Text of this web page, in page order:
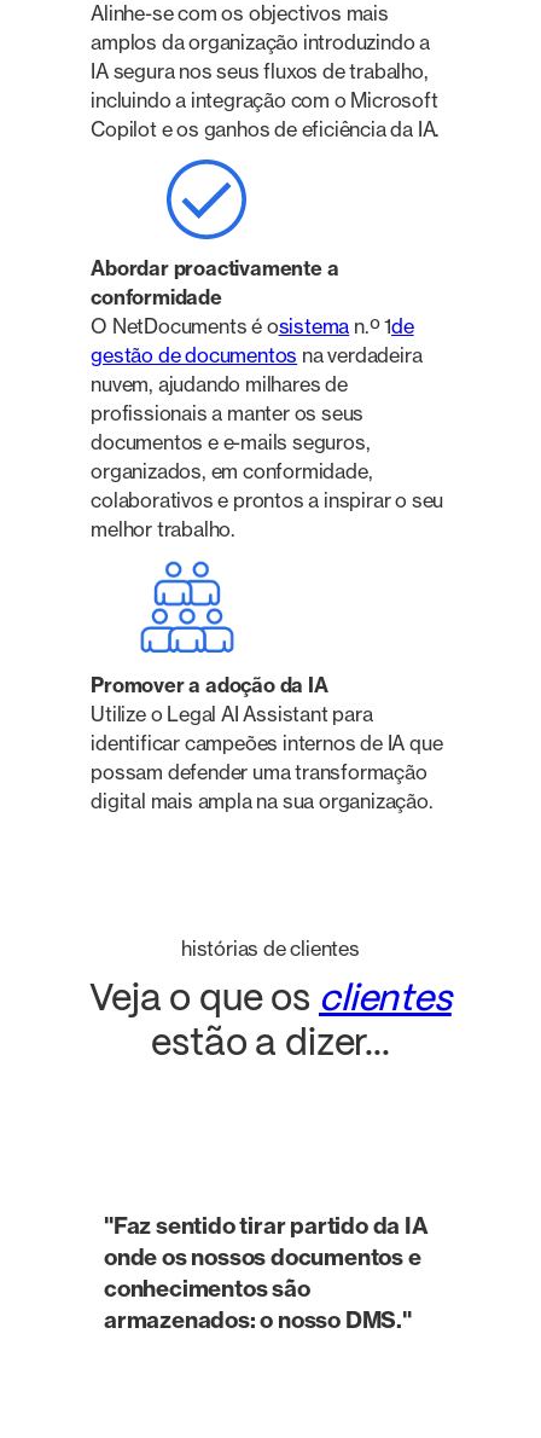
Alinhe-se com os objectivos mais
amplos da organização introduzindo a
IA segura nos seus fluxos de trabalho,
incluindo a integração com o Microsoft
Copilot e os ganhos de eficiência da IA.
Abordar proactivamente a
conformidade
O NetDocuments é osistema n.º 1de
gestão de documentos na verdadeira
nuvem, ajudando milhares de
profissionais a manter os seus
documentos e e-mails seguros,
organizados, em conformidade,
colaborativos e prontos a inspirar o seu
melhor trabalho.
Promover a adoção da IA
Utilize o Legal AI Assistant para
identificar campeões internos de IA que
possam defender uma transformação
digital mais ampla na sua organização.
histórias de clientes
Veja o que os clientes
estão a dizer...
"Faz sentido tirar partido da IA
onde os nossos documentos e
conhecimentos são
armazenados: o nosso DMS."